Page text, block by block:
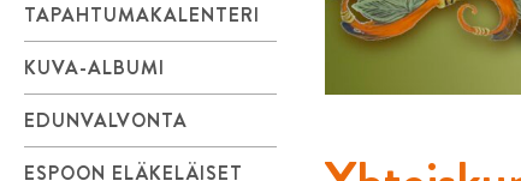
TAPAHTUMAKALENTERI
KUVA-ALBUMI
EDUNVALVONTA
ESPOON ELÄKELÄISET